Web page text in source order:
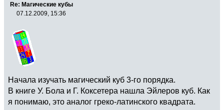
Re: Магические кубы
07.12.2009, 15:36
Начала изучать магический куб 3-го порядка.
В книге У. Бола и Г. Коксетера нашла Эйлеров куб. Как
я понимаю, это аналог греко-латинского квадрата.